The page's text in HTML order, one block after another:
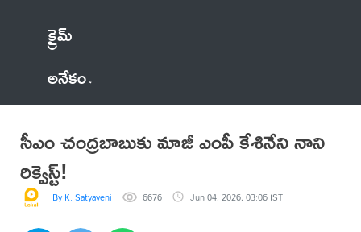
క్రైమ్
అనేకం
సీఎం చంద్రబాబుకు మాజీ ఎంపీ కేశినేని నాని
రిక్వెస్ట్!
By K. Satyaveni 6676 Jun 04, 2026, 03:06 IST